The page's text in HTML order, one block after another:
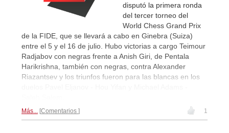
disputó la primera ronda
del tercer torneo del
World Chess Grand Prix
de la FIDE, que se llevará a cabo en Ginebra (Suiza)
entre el 5 y el 16 de julio. Hubo victorias a cargo Teimour
Radjabov con negras frente a Anish Giri, de Pentala
Harikrishna, también con negras, contra Alexander
Riazantsev y los triunfos fueron para las blancas en los
Más... Comentarios 1